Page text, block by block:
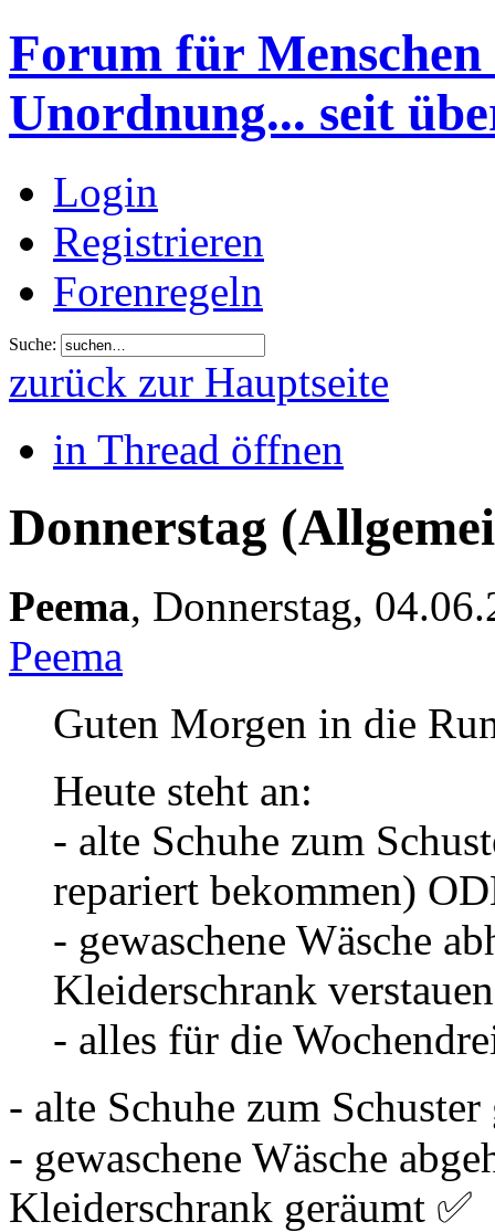
Forum für
Unordnung... seit
Login
Registrieren
Forenregeln
Suche:
zurück zur Hauptseite
in Thread öffnen
Donnerstag
Peema, Donnerstag,
Peema
Guten Morgen in die
Heute steht an:
- alte Schuhe zum
repariert bekommen)
- gewaschene Wäsche
Kleiderschrank verstauen
- alles für die
- alte Schuhe zum
- gewaschene Wäsche
Kleiderschrank geräumt ✅